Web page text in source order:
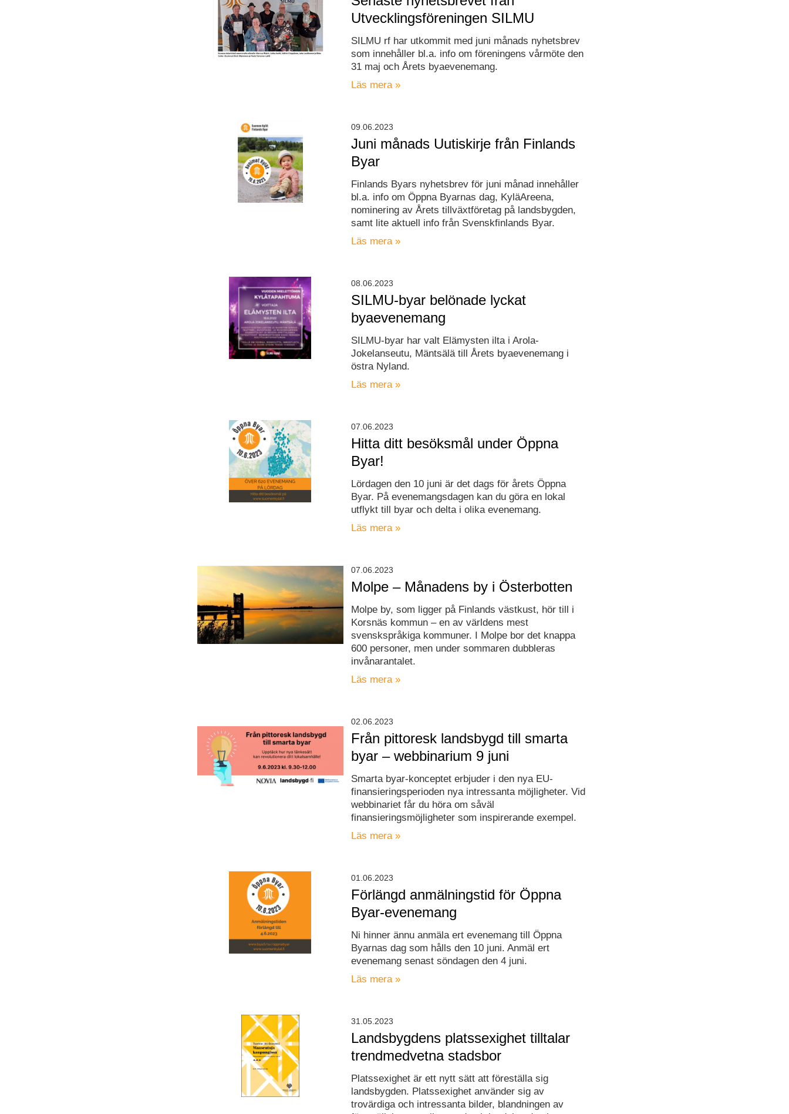
Utvecklingsföreningen SILMU
SILMU rf har utkommit med juni månads nyhetsbrev
som innehåller bl.a. info om föreningens vårmöte den
31 maj och Årets byaevenemang.
Läs mera »
Juni månads Uutiskirje från Finlands
Byar
Finlands Byars nyhetsbrev för juni månad innehåller
bl.a. info om Öppna Byarnas dag, KyläAreena,
nominering av Årets tillväxtföretag på landsbygden,
samt lite aktuell info från Svenskfinlands Byar.
Läs mera »
09.06.2023
SILMU-byar belönade lyckat
byaevenemang
SILMU-byar har valt Elämysten ilta i Arola-
Jokelanseutu, Mäntsälä till Årets byaevenemang i
östra Nyland.
Läs mera »
08.06.2023
Hitta ditt besöksmål under Öppna
Byar!
Lördagen den 10 juni är det dags för årets Öppna
Byar. På evenemangsdagen kan du göra en lokal
utflykt till byar och delta i olika evenemang.
Läs mera »
07.06.2023
Molpe – Månadens by i Österbotten
Molpe by, som ligger på Finlands västkust, hör till i
Korsnäs kommun – en av världens mest
svenskspråkiga kommuner. I Molpe bor det knappa
600 personer, men under sommaren dubbleras
invånarantalet.
Läs mera »
07.06.2023
Från pittoresk landsbygd till smarta
byar – webbinarium 9 juni
Smarta byar-konceptet erbjuder i den nya EU-
finansieringsperioden nya intressanta möjligheter. Vid
webbinariet får du höra om såväl
finansieringsmöjligheter som inspirerande exempel.
Läs mera »
02.06.2023
Förlängd anmälningstid för Öppna
Byar-evenemang
Ni hinner ännu anmäla ert evenemang till Öppna
Byarnas dag som hålls den 10 juni. Anmäl ert
evenemang senast söndagen den 4 juni.
Läs mera »
01.06.2023
Landsbygdens platssexighet tilltalar
trendmedvetna stadsbor
Platssexighet är ett nytt sätt att föreställa sig
landsbygden. Platssexighet använder sig av
trovärdiga och intressanta bilder, blandningen av
31.05.2023